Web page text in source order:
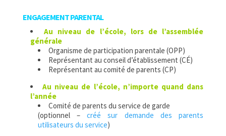
ENGAGEMENT PARENTAL
Au niveau de l’école, lors de l’assemblée
générale
Organisme de participation parentale (OPP)
Représentant au conseil d’établissement (CÉ)
Représentant au comité de parents (CP)
Au niveau de l’école, n’importe quand dans
l’année
Comité de parents du service de garde
(optionnel –créé sur demande des parents
utilisateurs du service)